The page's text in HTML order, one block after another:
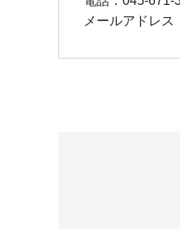
メールアドレス